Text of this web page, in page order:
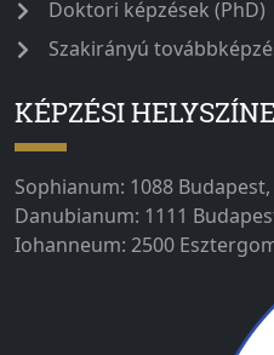
Doktori képzések (PhD)
Szakirányú
KÉPZÉSI
Sophianum: 1088
Danubianum: 1111
Iohanneum: 2500